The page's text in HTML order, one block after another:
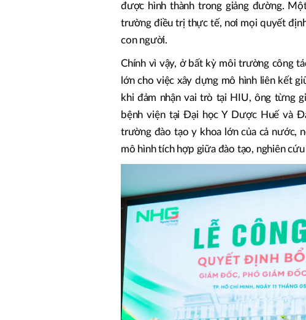
được hình thành trong giảng đường.
trường điều trị thực tế, nơi mọi quyết
con người.
Chính vì vậy, ở bất kỳ môi trường công
lớn cho việc xây dựng mô hình liên kết
khi đảm nhận vai trò tại HIU, ông từng
bệnh viện tại Đại học Y Dược Huế và
trường đào tạo y khoa lớn của cả nước,
mô hình tích hợp giữa đào tạo, nghiên